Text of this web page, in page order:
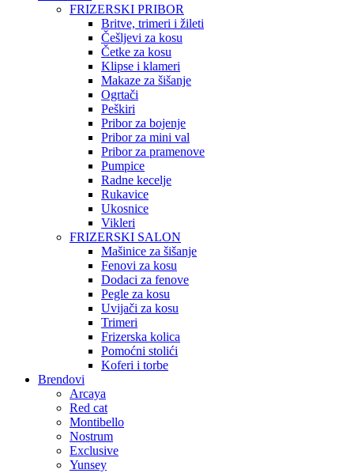
FRIZERSKI PRIBOR
Britve, trimeri i žileti
Češljevi za kosu
Četke za kosu
Klipse i klameri
Makaze za šišanje
Ogrtači
Peškiri
Pribor za bojenje
Pribor za mini val
Pribor za pramenove
Pumpice
Radne kecelje
Rukavice
Ukosnice
Vikleri
FRIZERSKI SALON
Mašinice za šišanje
Fenovi za kosu
Dodaci za fenove
Pegle za kosu
Uvijači za kosu
Trimeri
Frizerska kolica
Pomoćni stolići
Koferi i torbe
Brendovi
Arcaya
Red cat
Montibello
Nostrum
Exclusive
Yunsey